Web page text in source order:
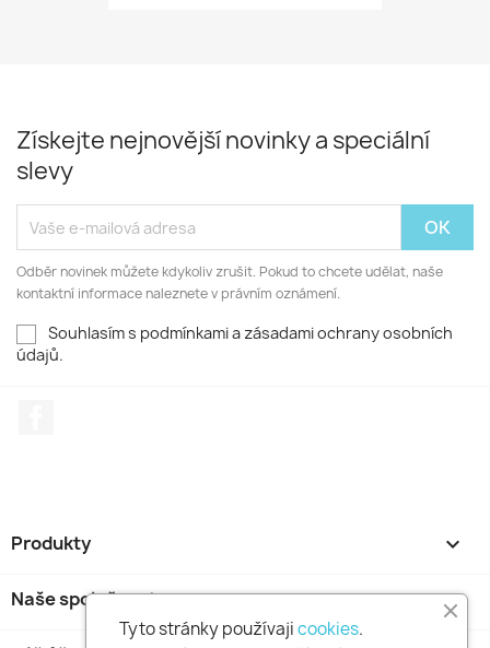
Získejte nejnovější novinky a speciální
slevy
Odběr novinek můžete kdykoliv zrušit. Pokud to chcete udělat, naše
kontaktní informace naleznete v právním oznámení.
Souhlasím s podmínkami a zásadami ochrany osobních
údajů.
Produkty 
Naše společnost 
Tyto stránky používajicookies.